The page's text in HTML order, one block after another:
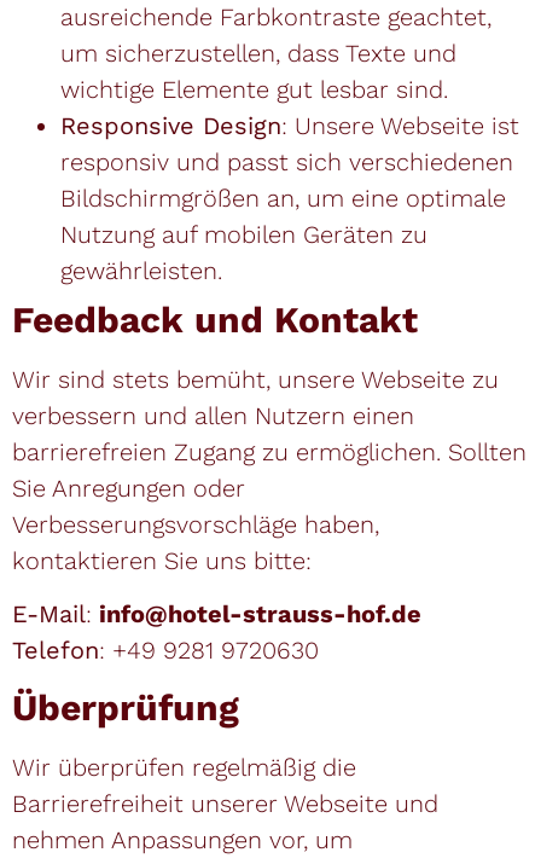
ausreichende Farbkontraste geachtet,
um sicherzustellen, dass Texte und
wichtige Elemente gut lesbar sind.
Responsive Design: Unsere Webseite ist
responsiv und passt sich verschiedenen
Bildschirmgrößen an, um eine optimale
Nutzung auf mobilen Geräten zu
gewährleisten.
Feedback und Kontakt
Wir sind stets bemüht, unsere Webseite zu
verbessern und allen Nutzern einen
barrierefreien Zugang zu ermöglichen. Sollten
Sie Anregungen oder
Verbesserungsvorschläge haben,
kontaktieren Sie uns bitte:
E-Mail: info@hotel-strauss-hof.de
Telefon: +49 9281 9720630
Überprüfung
Wir überprüfen regelmäßig die
Barrierefreiheit unserer Webseite und
nehmen Anpassungen vor, um